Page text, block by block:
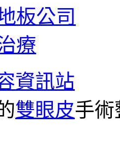
板公司
療
資訊站
雙眼皮手術